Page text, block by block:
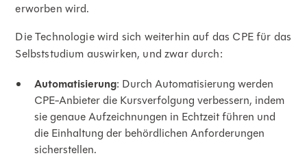
erworben wird.
Die Technologie wird sich weiterhin auf das CPE für das
Selbststudium auswirken, und zwar durch:
Automatisierung: Durch Automatisierung werden
CPE-Anbieter die Kursverfolgung verbessern, indem
sie genaue Aufzeichnungen in Echtzeit führen und
die Einhaltung der behördlichen Anforderungen
sicherstellen.